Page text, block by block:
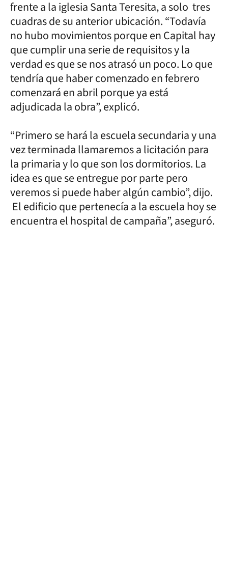
frente a la iglesia Santa Teresita, a solo tres
cuadras de su anterior ubicación. “Todavía
no hubo movimientos porque en Capital hay
que cumplir una serie de requisitos y la
verdad es que se nos atrasó un poco. Lo que
tendría que haber comenzado en febrero
comenzará en abril porque ya está
adjudicada la obra”, explicó.
“Primero se hará la escuela secundaria y una
vez terminada llamaremos a licitación para
la primaria y lo que son los dormitorios. La
idea es que se entregue por parte pero
veremos si puede haber algún cambio”, dijo.
El edificio que pertenecía a la escuela hoy se
encuentra el hospital de campaña”, aseguró.